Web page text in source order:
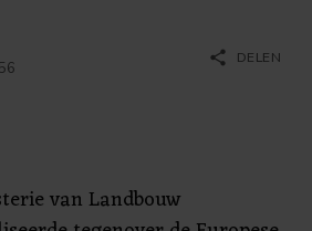
share DELEN
van Landbouw